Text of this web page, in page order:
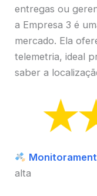
entregas ou
a Empresa 3 é
mercado. Ela
telemetria, ideal
saber a
alta